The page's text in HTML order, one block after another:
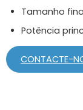
Tamanho
Potência
CONTACTE-